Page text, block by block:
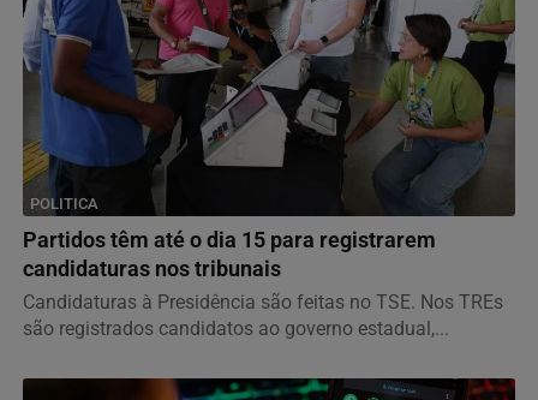
POLITICA
Partidos têm até o dia 15 para registrarem
candidaturas nos tribunais
Candidaturas à Presidência são feitas no TSE. Nos TREs
são registrados candidatos ao governo estadual,...